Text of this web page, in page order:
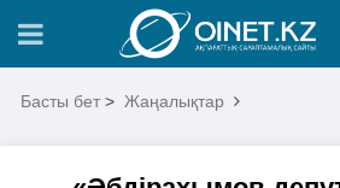
Басты бет > Жаңалықтар